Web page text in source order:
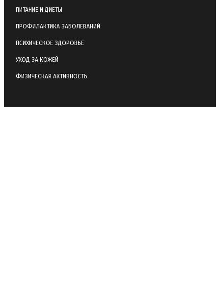
ПИТАНИЕ И ДИЕТЫ
ПРОФИЛАКТИКА ЗАБОЛЕВАНИЙ
ПСИХИЧЕСКОЕ ЗДОРОВЬЕ
УХОД ЗА КОЖЕЙ
ФИЗИЧЕСКАЯ АКТИВНОСТЬ